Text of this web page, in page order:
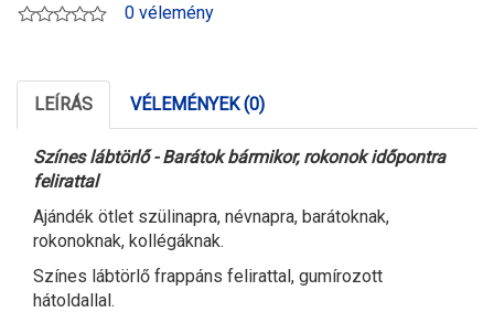
0 vélemény
LEÍRÁS VÉLEMÉNYEK (0)
Színes lábtörlő-Barátok bármikor, rokonok időpontra
felirattal
Ajándék ötlet szülinapra, névnapra, barátoknak,
rokonoknak, kollégáknak.
Színes lábtörlő frappáns felirattal, gumírozott
hátoldallal.